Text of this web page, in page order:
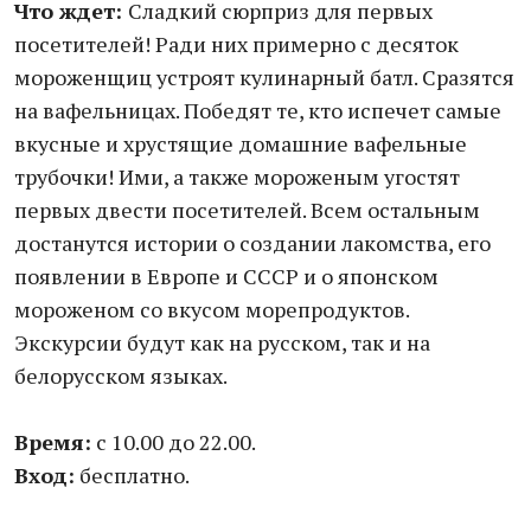
Что ждет: Сладкий сюрприз для первых
посетителей! Ради них примерно с десяток
мороженщиц устроят кулинарный батл. Сразятся
на вафельницах. Победят те, кто испечет самые
вкусные и хрустящие домашние вафельные
трубочки! Ими, а также мороженым угостят
первых двести посетителей. Всем остальным
достанутся истории о создании лакомства, его
появлении в Европе и СССР и о японском
мороженом со вкусом морепродуктов.
Экскурсии будут как на русском, так и на
белорусском языках.
Время: с 10.00 до 22.00.
Вход: бесплатно.